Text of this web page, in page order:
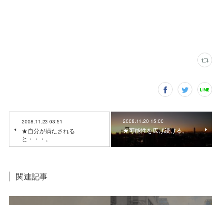
2008.11.23 03:51
★自分が満たされる
と・・・。
2008.11.20 15:00
★可能性を広げ続ける。
関連記事